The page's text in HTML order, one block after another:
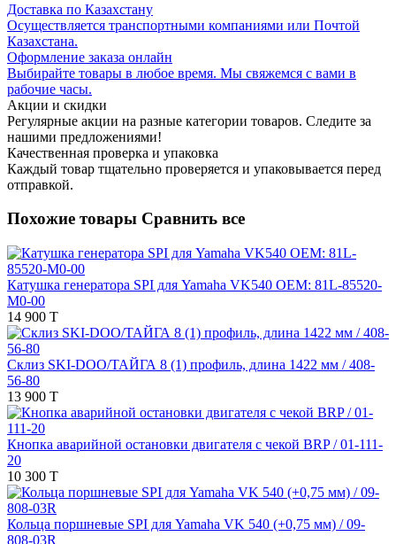
Доставка по Казахстану
Осуществляется транспортными компаниями или Почтой
Казахстана.
Оформление заказа онлайн
Выбирайте товары в любое время. Мы свяжемся с вами в
рабочие часы.
Акции и скидки
Регулярные акции на разные категории товаров. Следите за
нашими предложениями!
Качественная проверка и упаковка
Каждый товар тщательно проверяется и упаковывается перед
отправкой.
Похожие товары Сравнить все
Катушка генератора SPI для Yamaha VK540 OEM: 81L-85520-
M0-00
14 900 T
Склиз SKI-DOO/ТАЙГА 8 (1) профиль, длина 1422 мм / 408-
56-80
13 900 T
Кнопка аварийной остановки двигателя с чекой BRP / 01-111-
20
10 300 T
Кольца поршневые SPI для Yamaha VK 540 (+0,75 мм) / 09-
808-03R